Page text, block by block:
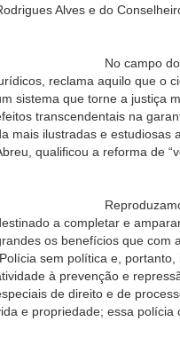
Alves e do
campo do direito,
reclama aquilo que o
sistema que torne a justiça
transcendentais na
mais ilustradas e estudiosas
qualificou a reforma de
as
a completar e
os benefícios que com
sem política e,
à prevenção e
de direito e de
e propriedade; essa polícia